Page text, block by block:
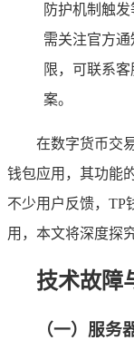
防护机制触
需关注官方
限，可联系
案。
在数字货币交
钱包应用，其功能
不少用户反馈，TP
用，本文将深度探
技术故障
（一）服务